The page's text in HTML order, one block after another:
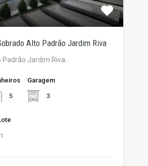
Alto Padrão Jardim Riva
Jardim Riva…
5
Garagem
3